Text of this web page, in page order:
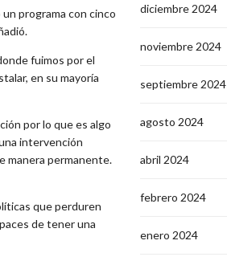
programa con cinco
fuimos por el
en su mayoría
por lo que es algo
intervención
manera permanente.
que perduren
de tener una
diciembre 2024
noviembre 2024
septiembre 2024
agosto 2024
abril 2024
febrero 2024
enero 2024